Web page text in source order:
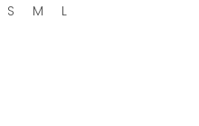
S M L